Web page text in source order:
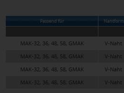
Passend für Nahtform
MAK-32, 36, 48, 58, GMAK V-Naht
MAK-32, 36, 48, 58, GMAK
V-Naht
MAK-32, 36, 48, 58, GMAK
V-Naht
MAK-32, 36, 48, 58, GMAK
V-Naht